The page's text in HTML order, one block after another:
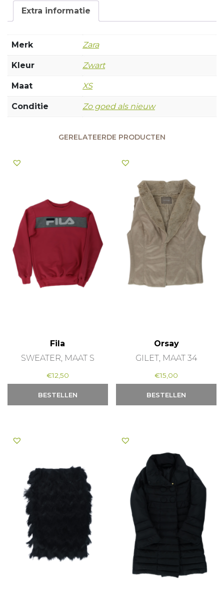
Extra informatie
Merk Zara
Kleur Zwart
Maat XS
Conditie Zo goed als nieuw
GERELATEERDE PRODUCTEN
Fila
SWEATER, MAAT S
€12,50
BESTELLEN
Orsay
GILET, MAAT 34
€15,00
BESTELLEN